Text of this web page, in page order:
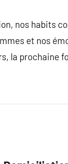
nos habits
et nos
la prochaine